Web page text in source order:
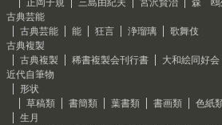
正岡子規
三島由紀夫 宮沢賢治 森 鴎
古典芸能
古典芸能
能 狂言 浄瑠璃
歌舞伎
古典複製
古典複製
稀書複製会刊行書 大和絵同好会
近代自筆物
形状
草稿類
書簡類 葉書類 書画類 色紙
生月